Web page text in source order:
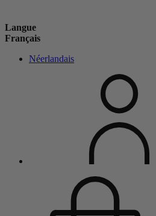
Langue
Français
Néerlandais